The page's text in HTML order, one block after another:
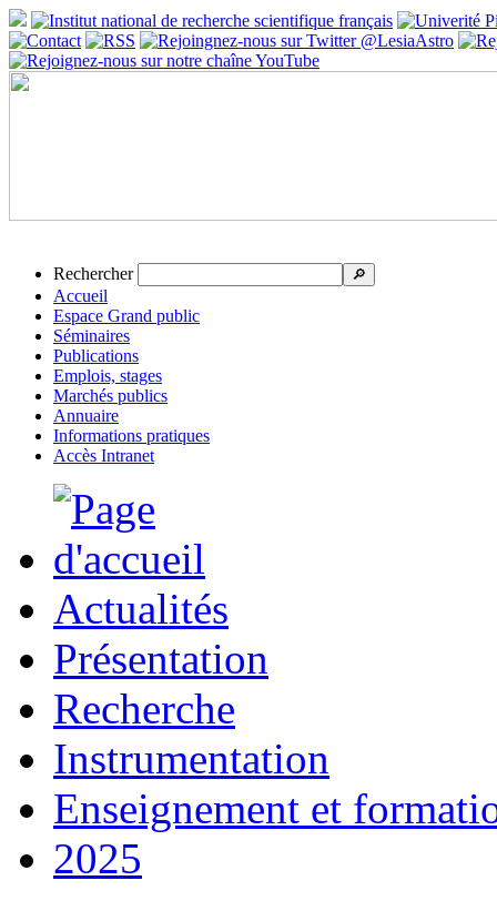
Rechercher 🔎
Accueil
Espace Grand public
Séminaires
Publications
Emplois, stages
Marchés publics
Annuaire
Informations pratiques
Accès Intranet
Actualités
Présentation
Recherche
Instrumentation
Enseignement et
2025